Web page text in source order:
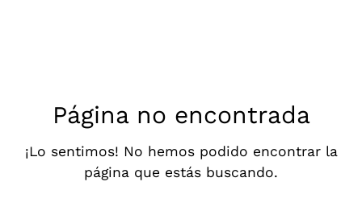
Página no encontrada
¡Lo sentimos! No hemos podido encontrar la
página que estás buscando.